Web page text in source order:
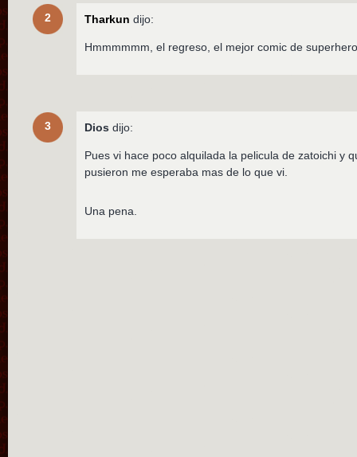
2 Tharkun dijo:
Hmmmmmm, el regreso, el mejor comic de
3 Dios dijo:
Pues vi hace poco alquilada la pelicula de zatoichi y
pusieron me esperaba mas de lo que vi.
Una pena.